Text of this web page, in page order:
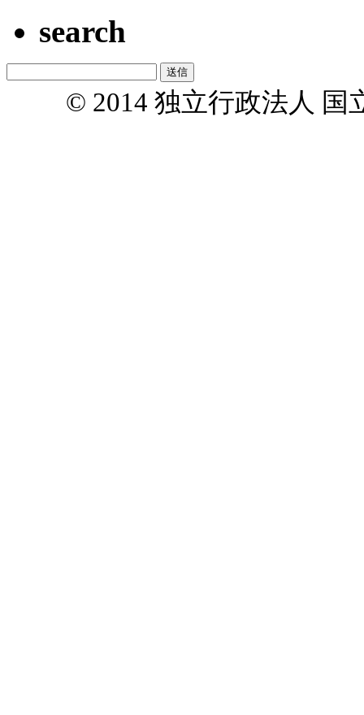
search
© 2014 独立行政法人 国